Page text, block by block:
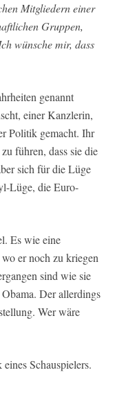
Mitgliedern einer
Gruppen,
wünsche mir, dass
genannt
einer Kanzlerin,
Politik gemacht. Ihr
führen, dass sie die
sich für die Lüge
Lüge, die Euro-
Es wie eine
er noch zu kriegen
sind wie sie
Der allerdings
Wer wäre
Schauspielers.